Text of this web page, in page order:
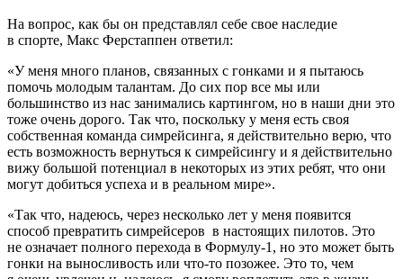
На вопрос, как бы он представлял себе свое наследие
в спорте, Макс Ферстаппен ответил:
«У меня много планов, связанных с гонками и я пытаюсь
помочь молодым талантам. До сих пор все мы или
большинство из нас занимались картингом, но в наши дни это
тоже очень дорого. Так что, поскольку у меня есть своя
собственная команда симрейсинга, я действительно верю, что
есть возможность вернуться к симрейсингу и я действительно
вижу большой потенциал в некоторых из этих ребят, что они
могут добиться успеха и в реальном мире».
«Так что, надеюсь, через несколько лет у меня появится
способ превратить симрейсеров в настоящих пилотов. Это
не означает полного перехода в Формулу-1, но это может быть
гонки на выносливость или что-то позожее. Это то, чем